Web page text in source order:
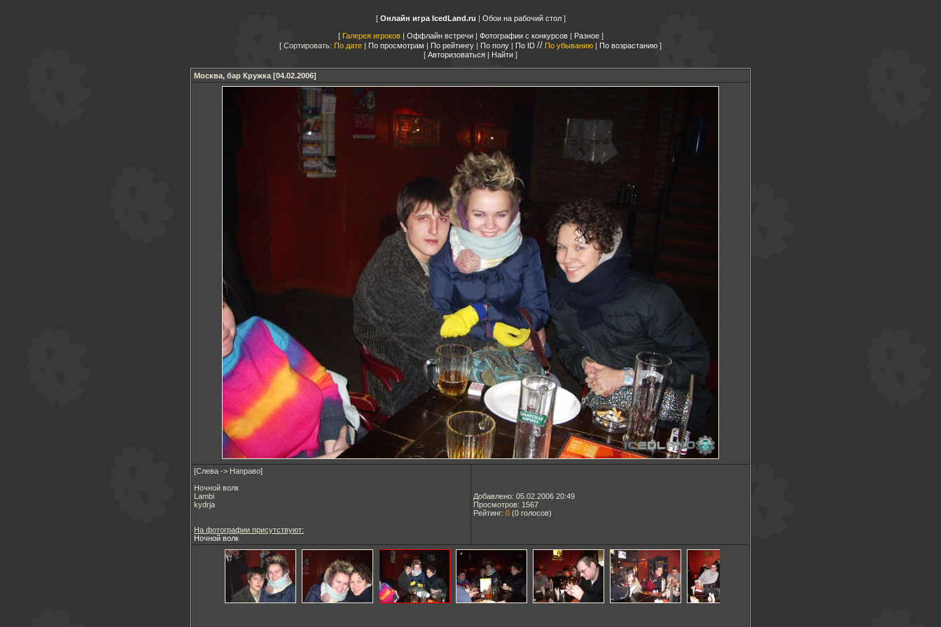
Онлайн игра IcedLand.ru | Обои на рабочий стол
Галерея игроков| Оффлайн встречи| Фотографии с конкурсов| Разное
Сортировать: По дате | По просмотрам | По рейтингу | По полу | По ID // По убыванию | По возрастанию
Авторизоваться | Найти
Москва, бар Кружка [04.02.2006]
[Слева -> Направо]
Ночной волк
Lambi
kydrja
На фотографии присутствуют:
Ночной волк
Добавлено: 05.02.2006 20:49
Просмотров: 1567
Рейтинг: 0 (0 голосов)